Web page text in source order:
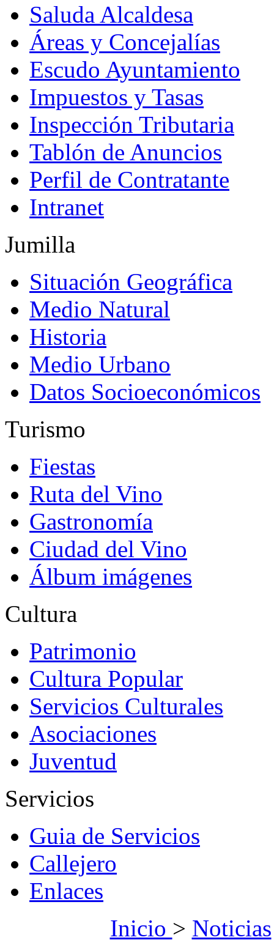
Saluda Alcaldesa
Áreas y Concejalías
Escudo Ayuntamiento
Impuestos y Tasas
Inspección Tributaria
Tablón de Anuncios
Perfil de Contratante
Intranet
Jumilla
Situación Geográfica
Medio Natural
Historia
Medio Urbano
Datos Socioeconómicos
Turismo
Fiestas
Ruta del Vino
Gastronomía
Ciudad del Vino
Álbum imágenes
Cultura
Patrimonio
Cultura Popular
Servicios Culturales
Asociaciones
Juventud
Servicios
Guia de Servicios
Callejero
Enlaces
Inicio > Noticias